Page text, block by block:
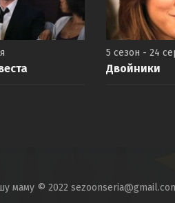
5 сезон - 24
Двойники
маму © 2022